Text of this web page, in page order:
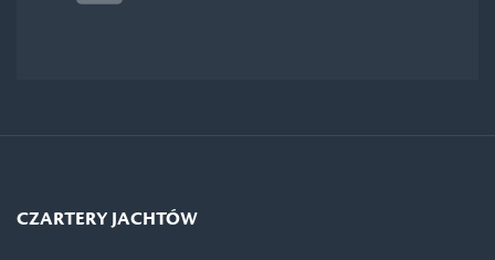
CZARTERY JACHTÓW